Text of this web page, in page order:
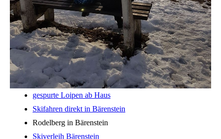
gespurte Loipen ab Haus
Skifahren direkt in Bärenstein
Rodelberg in Bärenstein
Skiverleih Bärenstein